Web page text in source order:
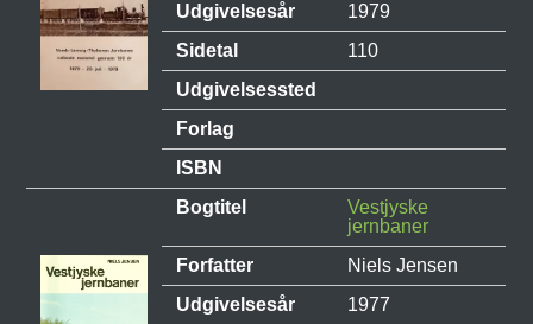
Udgivelsesår
1979
Sidetal
110
Udgivelsessted
Forlag
ISBN
Bogtitel
Vestjyske
jernbaner
Forfatter
Niels Jensen
Udgivelsesår
1977